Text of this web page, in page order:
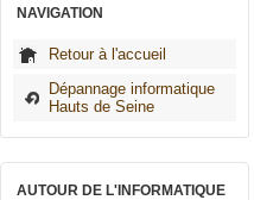
NAVIGATION
Retour à l'accueil
Dépannage informatique
Hauts de Seine
AUTOUR DE L'INFORMATIQUE